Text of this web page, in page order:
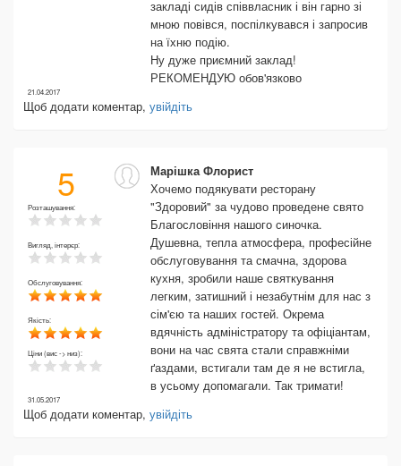
закладі сидів співвласник і він гарно зі
мною повівся, поспілкувався і запросив
на їхню подію.
Ну дуже приємний заклад!
РЕКОМЕНДУЮ обов'язково
21.04.2017
Щоб додати коментар, увійдіть
5
Розташування:
Вигляд, інтерєр:
Обслуговування:
Якість:
Ціни (вис -> низ):
Марішка Флорист
Хочемо подякувати ресторану
"Здоровий" за чудово проведене свято
Благословіння нашого синочка.
Душевна, тепла атмосфера, професійне
обслуговування та смачна, здорова
кухня, зробили наше святкування
легким, затишний і незабутнім для нас з
сім'єю та наших гостей. Окрема
вдячність адміністратору та офіціантам,
вони на час свята стали справжніми
ґаздами, встигали там де я не встигла,
в усьому допомагали. Так тримати!
31.05.2017
Щоб додати коментар, увійдіть